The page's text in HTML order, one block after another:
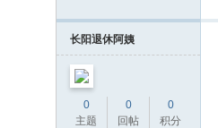
长阳退休阿姨
0
主题
0
回帖
0
积分